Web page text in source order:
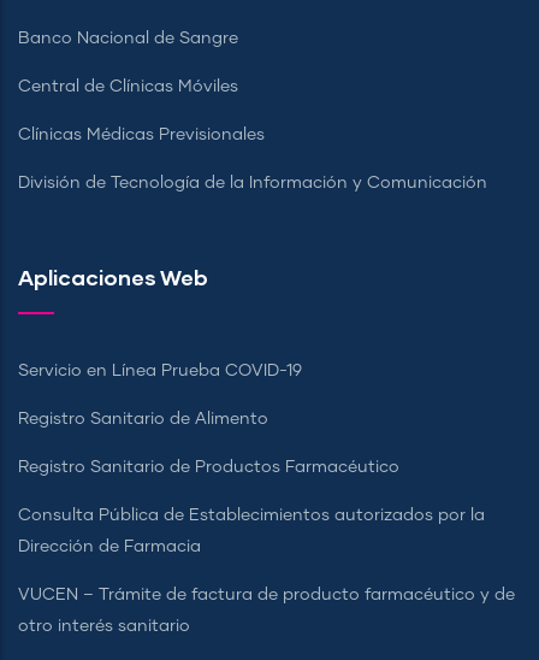
Banco Nacional de Sangre
Central de Clínicas Móviles
Clínicas Médicas Previsionales
División de Tecnología de la Información y Comunicación
Aplicaciones Web
Servicio en Línea Prueba COVID-19
Registro Sanitario de Alimento
Registro Sanitario de Productos Farmacéutico
Consulta Pública de Establecimientos autorizados por la
Dirección de Farmacia
VUCEN – Trámite de factura de producto farmacéutico y de
otro interés sanitario